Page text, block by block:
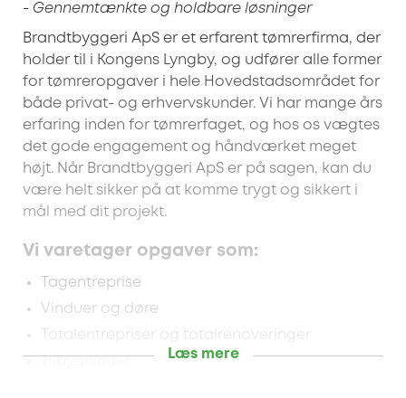
- Gennemtænkte og holdbare løsninger
Brandtbyggeri ApS er et erfarent tømrerfirma, der
holder til i Kongens Lyngby, og udfører alle former
for tømreropgaver i hele Hovedstadsområdet for
både privat- og erhvervskunder. Vi har mange års
erfaring inden for tømrerfaget, og hos os vægtes
det gode engagement og håndværket meget
højt. Når Brandtbyggeri ApS er på sagen, kan du
være helt sikker på at komme trygt og sikkert i
mål med dit projekt.
Vi varetager opgaver som:
Tagentreprise
Vinduer og døre
Totalentrepriser og totalrenoveringer
Læs mere